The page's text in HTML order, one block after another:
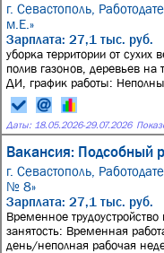
г. Севастополь,
м.Е.»
Зарплата: 27,1 тыс. руб.
уборка территории от
полив газонов, деревьев на
ДИ, график работы:
Даты: 18.05.2026-29.07.2026
Вакансия: Подсобный
г. Севастополь,
№ 8»
Зарплата: 27,1 тыс. руб.
Временное
занятость: Временная
день/неполная рабочая